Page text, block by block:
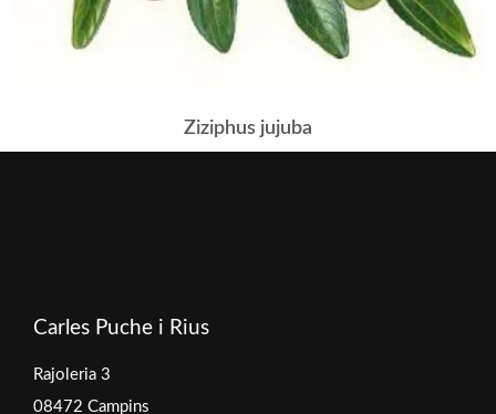
Ziziphus jujuba
Carles Puche i Rius
Rajoleria 3
08472 Campins